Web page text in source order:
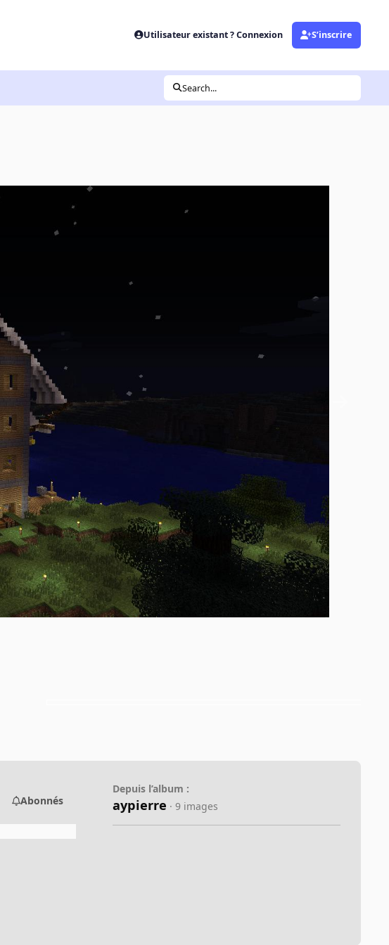
Utilisateur existant ? Connexion S’inscrire
Search...
Abonnés
Depuis l’album :
aypierre · 9 images